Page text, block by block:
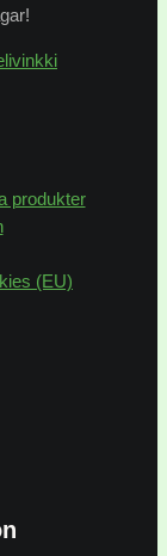
produkter
(EU)